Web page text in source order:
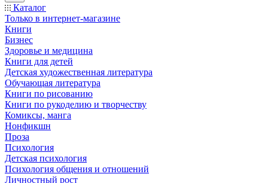
Каталог
Только в интернет-магазине
Книги
Бизнес
Здоровье и медицина
Книги для детей
Детская художественная литература
Обучающая литература
Книги по рисованию
Книги по рукоделию и творчеству
Комиксы, манга
Нонфикшн
Проза
Психология
Детская психология
Психология общения и отношений
Личностный рост